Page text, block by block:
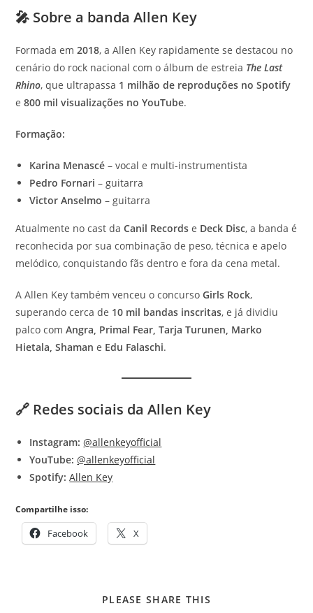
🎤 Sobre a banda Allen Key
Formada em2018, a Allen Key rapidamente se destacou no
cenário do rock nacional com o álbum de estreia The Last
Rhino, que ultrapassa 1 milhão de reproduções no Spotify
e800 mil visualizações no YouTube.
Formação:
Karina Menascé – vocal e multi-instrumentista
Pedro Fornari – guitarra
Victor Anselmo – guitarra
Atualmente no cast daCanil Records e Deck Disc, a banda é
reconhecida por sua combinação de peso, técnica e apelo
melódico, conquistando fãs dentro e fora da cena metal.
A Allen Key também venceu o concursoGirls Rock,
superando cerca de 10 mil bandas inscritas, e já dividiu
palco comAngra, Primal Fear, Tarja Turunen, Marko
Hietala, Shaman e Edu Falaschi.
🔗 Redes sociais da Allen Key
Instagram: @allenkeyofficial
YouTube: @allenkeyofficial
Spotify: Allen Key
Compartilhe isso:
Facebook X
PLEASE SHARE THIS